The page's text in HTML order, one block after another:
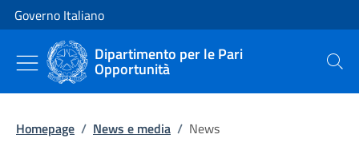
Vai al contenuto
Vai alla navigazione del sito
Governo Italiano
Dipartimento per le Pari
Opportunità Cerca
Homepage / News e media / News